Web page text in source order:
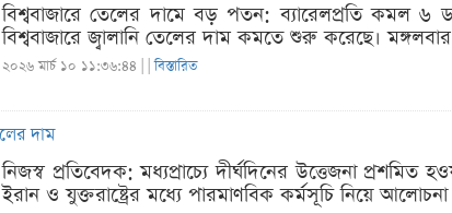
বিশ্ববাজারে তেলের দামে বড় পতন: ব্যারেলপ্রতি কমল ৬
বিশ্ববাজারে জ্বালানি তেলের দাম কমতে শুরু করেছে।
২০২৬ মার্চ ১০ ১১:৩৬:৪৪ | |বিস্তারিত
দাম
নিজস্ব প্রতিবেদক: মধ্যপ্রাচ্যে দীর্ঘদিনের উত্তেজনা প্রশমিত
ইরান ও যুক্তরাষ্ট্রের মধ্যে পারমাণবিক কর্মসূচি নিয়ে